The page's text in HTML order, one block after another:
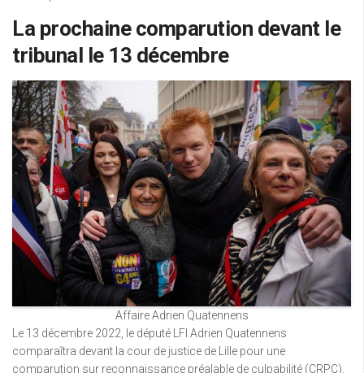
La prochaine comparution devant le
tribunal le 13 décembre
Affaire Adrien Quatennens
Le 13 décembre 2022, le député LFI Adrien Quatennens
comparaîtra devant la cour de justice de Lille pour une
comparution sur reconnaissance préalable de culpabilité (CRPC).